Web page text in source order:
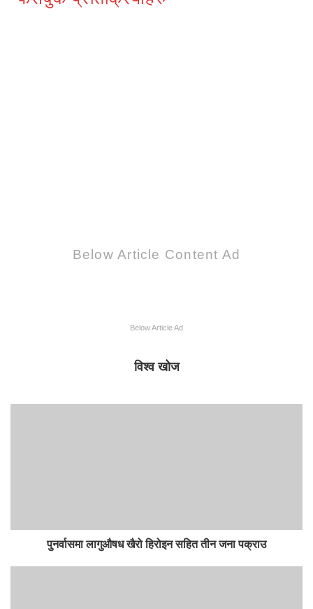
Below Article Content Ad
Below Article Ad
विश्व खोज
पुनर्वासमा लागुऔषध खैरो हिरोइन सहित तीन जना पक्राउ